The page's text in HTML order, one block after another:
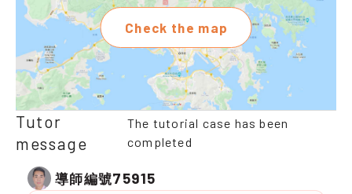
Check the map
Tutor
message
The tutorial case has been
completed
導師編號75915